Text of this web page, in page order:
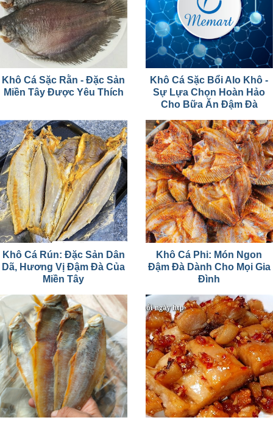
Khô Cá Sặc Rằn - Đặc Sản
Miền Tây Được Yêu Thích
Khô Cá Sặc Bổi Alo Khô -
Sự Lựa Chọn Hoàn Hảo
Cho Bữa Ăn Đậm Đà
Khô Cá Rún: Đặc Sản Dân
Dã, Hương Vị Đậm Đà Của
Miền Tây
Khô Cá Phi: Món Ngon
Đậm Đà Dành Cho Mọi Gia
Đình